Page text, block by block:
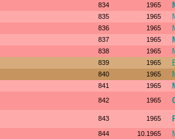
834 1965
835 1965
836 1965
837 1965
838 1965
839 1965
840 1965
841 1965
842 1965
843 1965
844 10.1965